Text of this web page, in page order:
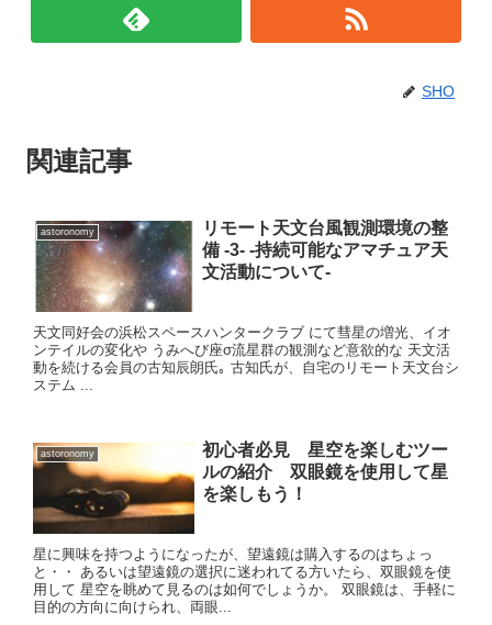
SHO
関連記事
astoronomy
リモート天文台風観測環境の整
備 -3- -持続可能なアマチュア天
文活動について-
天文同好会の浜松スペースハンタークラブ にて彗星の増光、イオ
ンテイルの変化や うみへび座σ流星群の観測など意欲的な 天文活
動を続ける会員の古知辰朗氏｡ 古知氏が、自宅のリモート天文台シ
ステム ...
astoronomy
初心者必見 星空を楽しむツー
ルの紹介 双眼鏡を使用して星
を楽しもう！
星に興味を持つようになったが、望遠鏡は購入するのはちょっ
と・・ あるいは望遠鏡の選択に迷われてる方いたら、双眼鏡を使
用して 星空を眺めて見るのは如何でしょうか。 双眼鏡は、手軽に
目的の方向に向けられ、両眼...